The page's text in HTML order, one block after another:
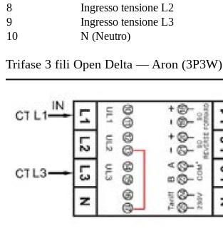
8
Ingresso tensione L2
9
Ingresso tensione L3
10
N (Neutro)
Trifase 3 fili Open Delta — Aron (3P3W)